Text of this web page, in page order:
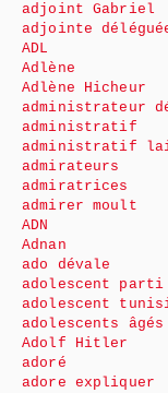
adjoint Gabriel
adjointe
ADL
Adlène
Adlène Hicheur
administrateur
administratif
administratif
admirateurs
admiratrices
admirer moult
ADN
Adnan
ado dévale
adolescent parti
adolescent
adolescents âgés
Adolf Hitler
adoré
adore expliquer